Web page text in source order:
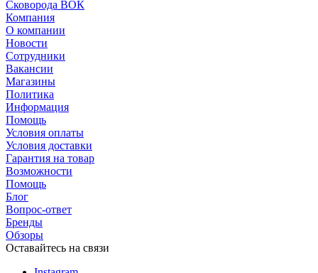
Сковорода ВОК
Компания
О компании
Новости
Сотрудники
Вакансии
Магазины
Политика
Информация
Помощь
Условия оплаты
Условия доставки
Гарантия на товар
Возможности
Помощь
Блог
Вопрос-ответ
Бренды
Обзоры
Оставайтесь на связи